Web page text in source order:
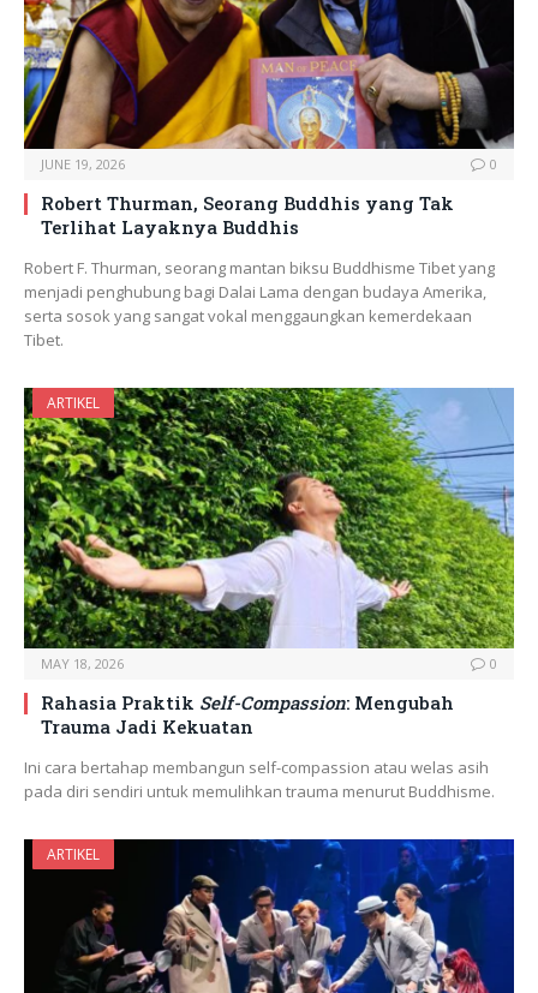
JUNE 19, 2026 0
Robert Thurman, Seorang Buddhis yang Tak
Terlihat Layaknya Buddhis
Robert F. Thurman, seorang mantan biksu Buddhisme Tibet yang
menjadi penghubung bagi Dalai Lama dengan budaya Amerika,
serta sosok yang sangat vokal menggaungkan kemerdekaan
Tibet.
ARTIKEL
MAY 18, 2026 0
Rahasia Praktik Self-Compassion: Mengubah
Trauma Jadi Kekuatan
Ini cara bertahap membangun self-compassion atau welas asih
pada diri sendiri untuk memulihkan trauma menurut Buddhisme.
ARTIKEL